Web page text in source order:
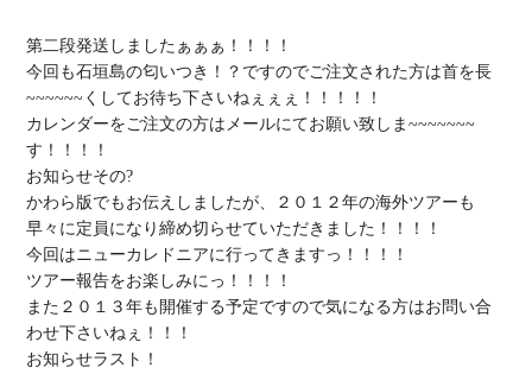
第二段発送しましたぁぁぁ！！！！
今回も石垣島の匂いつき！？ですのでご注文された方は首を長
~~~~~~くしてお待ち下さいねぇぇぇ！！！！！
カレンダーをご注文の方はメールにてお願い致しま~~~~~~~
す！！！！
お知らせその?
かわら版でもお伝えしましたが、２０１２年の海外ツアーも
早々に定員になり締め切らせていただきました！！！！
今回はニューカレドニアに行ってきますっ！！！！
ツアー報告をお楽しみにっ！！！！
また２０１３年も開催する予定ですので気になる方はお問い合
わせ下さいねぇ！！！
お知らせラスト！